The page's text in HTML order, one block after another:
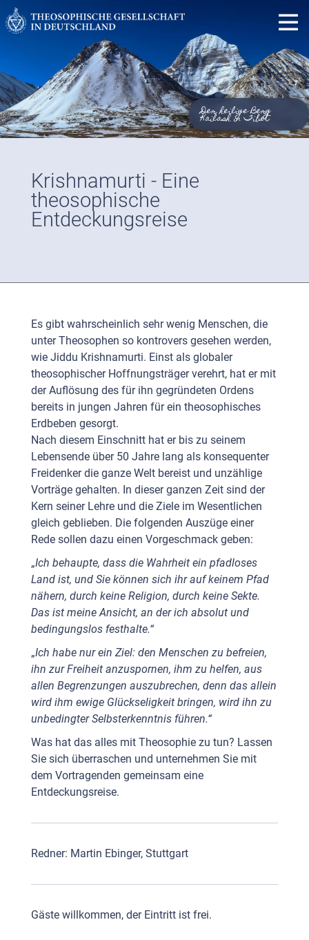
Der heilige Berg
Kailash in Tibet
Krishnamurti - Eine
theosophische
Entdeckungsreise
Es gibt wahrscheinlich sehr wenig Menschen, die
unter Theosophen so kontrovers gesehen werden,
wie Jiddu Krishnamurti. Einst als globaler
theosophischer Hoffnungsträger verehrt, hat er mit
der Auflösung des für ihn gegründeten Ordens
bereits in jungen Jahren für ein theosophisches
Erdbeben gesorgt.
Nach diesem Einschnitt hat er bis zu seinem
Lebensende über 50 Jahre lang als konsequenter
Freidenker die ganze Welt bereist und unzählige
Vorträge gehalten. In dieser ganzen Zeit sind der
Kern seiner Lehre und die Ziele im Wesentlichen
gleich geblieben. Die folgenden Auszüge einer
Rede sollen dazu einen Vorgeschmack geben:
„Ich behaupte, dass die Wahrheit ein pfadloses
Land ist, und Sie können sich ihr auf keinem Pfad
nähern, durch keine Religion, durch keine Sekte.
Das ist meine Ansicht, an der ich absolut und
bedingungslos festhalte.“
„Ich habe nur ein Ziel: den Menschen zu befreien,
ihn zur Freiheit anzuspornen, ihm zu helfen, aus
allen Begrenzungen auszubrechen, denn das allein
wird ihm ewige Glückseligkeit bringen, wird ihn zu
unbedingter Selbsterkenntnis führen.“
Was hat das alles mit Theosophie zu tun? Lassen
Sie sich überraschen und unternehmen Sie mit
dem Vortragenden gemeinsam eine
Entdeckungsreise.
Redner: Martin Ebinger, Stuttgart
Gäste willkommen, der Eintritt ist frei.